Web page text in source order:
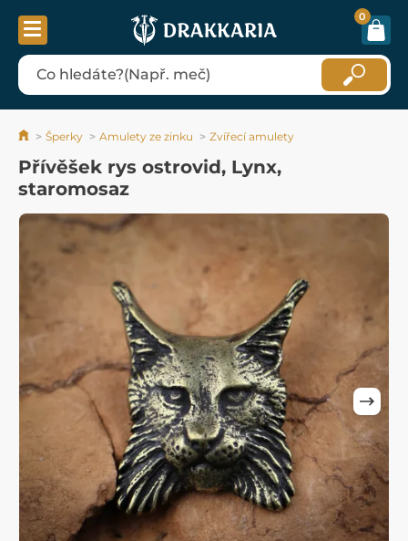
0
Šperky Amulety ze zinku Zvířecí amulety
Přívěšek rys ostrovid, Lynx,
staromosaz